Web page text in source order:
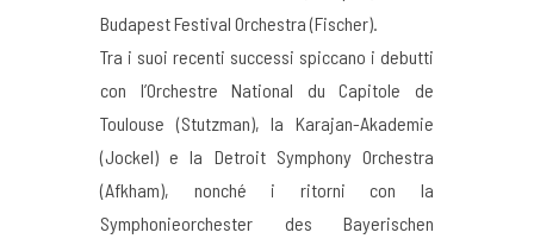
Budapest Festival Orchestra (Fischer).
Tra i suoi recenti successi spiccano i debutti
con l’Orchestre National du Capitole de
Toulouse (Stutzman), la Karajan-Akademie
(Jockel) e la Detroit Symphony Orchestra
(Afkham), nonché i ritorni con la
Symphonieorchester des Bayerischen